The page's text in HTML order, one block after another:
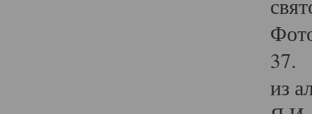
37.
из